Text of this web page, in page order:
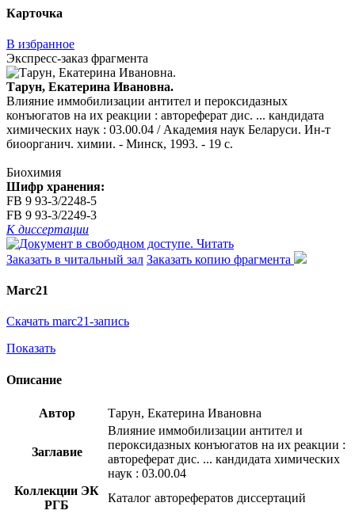
Карточка
В избранное
Экспресс-заказ фрагмента
Тарун, Екатерина Ивановна.
Влияние иммобилизации антител и пероксидазных
конъюгатов на их реакции : автореферат дис. ... кандидата
химических наук : 03.00.04 / Академия наук Беларуси. Ин-т
биоорганич. химии. - Минск, 1993. - 19 с.
Биохимия
Шифр хранения:
FB 9 93-3/2248-5
FB 9 93-3/2249-3
К диссертации
Читать
Заказать в читальный зал Заказать копию фрагмента
Marc21
Скачать marc21-запись
Показать
Описание
Автор Тарун, Екатерина Ивановна
Заглавие
Влияние иммобилизации антител и
пероксидазных конъюгатов на их реакции :
автореферат дис. ... кандидата химических
наук : 03.00.04
Коллекции ЭК
РГБ
Каталог авторефератов диссертаций